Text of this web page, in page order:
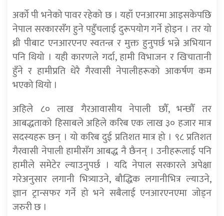
अर्को पी भनेको पावर रहेको छ । यहाँ एनआरमा आइसकेपछि
नेपाल सरकारसँग हुने पहुँचलाई दुरूपयोग गर्ने होइन । तर यो
थ्री पीबाट एनआरएनए स्वतन्त्र र मुक्त हुनुपर्छ भन्ने अभियान
पनि थियो । यही कारणले गर्दा, हामी विभाजन र खिचातानी
हुँने र हामीप्रति धेरै गैरवासी नेपालीहरूको आकर्षण कम
भएको थियो ।
अहिले ८० लाख गैरआवासीय नेपाली छौँ, भन्छौँ तर
आबद्धताको हिसाबले अहिले करिब एक लाख ३० हजार मात्र
सदस्यहरू छन् । यो करिब दुई प्रतिशत मात्र हो । ९८ प्रतिशत
गैरवासी नेपाली हामीसँग आबद्ध नै छैनन् । उनीहरूलाई पनि
हामीले समेटेर ल्याउनुपर्छ । यदि नेपाल सरकारले अपेक्षा
गरेअनुसार लगानी भित्र्याउने, बौद्धिक लगानीभित्र ल्याउने,
ज्ञान ट्रान्सफर गर्ने हो भने सबैलाई एनआरएनएमा जोड्न
जरुरी छ ।